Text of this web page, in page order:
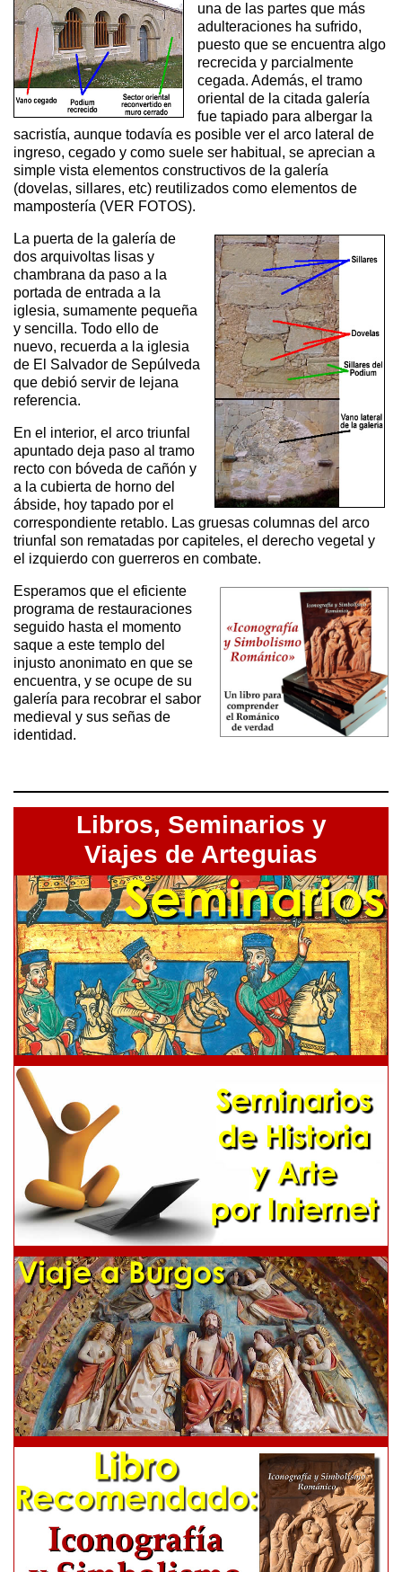
una de las partes que más
adulteraciones ha sufrido,
puesto que se encuentra algo
recrecida y parcialmente
cegada. Además, el tramo
oriental de la citada galería
fue tapiado para albergar la
sacristía, aunque todavía es posible ver el arco lateral de
ingreso, cegado y como suele ser habitual, se aprecian a
simple vista elementos constructivos de la galería
(dovelas, sillares, etc) reutilizados como elementos de
mampostería (VER FOTOS).
La puerta de la galería de
dos arquivoltas lisas y
chambrana da paso a la
portada de entrada a la
iglesia, sumamente pequeña
y sencilla. Todo ello de
nuevo, recuerda a la iglesia
de El Salvador de Sepúlveda
que debió servir de lejana
referencia.
En el interior, el arco triunfal
apuntado deja paso al tramo
recto con bóveda de cañón y
a la cubierta de horno del
ábside, hoy tapado por el
correspondiente retablo. Las gruesas columnas del arco
triunfal son rematadas por capiteles, el derecho vegetal y
el izquierdo con guerreros en combate.
Esperamos que el eficiente
programa de restauraciones
seguido hasta el momento
saque a este templo del
injusto anonimato en que se
encuentra, y se ocupe de su
galería para recobrar el sabor
medieval y sus señas de
identidad.
Libros, Seminarios y
Viajes de Arteguias